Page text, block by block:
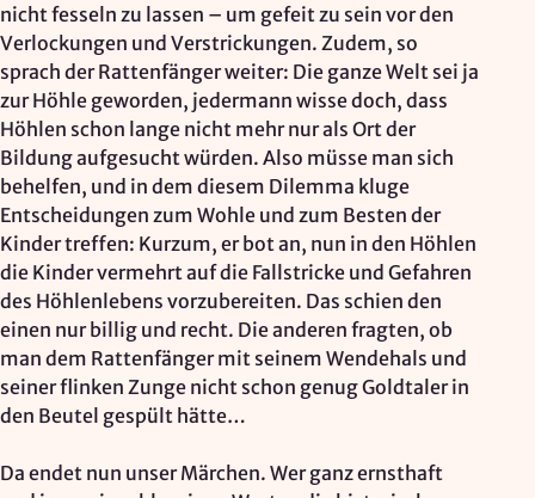
nicht fesseln zu lassen – um gefeit zu sein vor den
Verlockungen und Verstrickungen. Zudem, so
sprach der Rattenfänger weiter: Die ganze Welt sei ja
zur Höhle geworden, jedermann wisse doch, dass
Höhlen schon lange nicht mehr nur als Ort der
Bildung aufgesucht würden. Also müsse man sich
behelfen, und in dem diesem Dilemma kluge
Entscheidungen zum Wohle und zum Besten der
Kinder treffen: Kurzum, er bot an, nun in den Höhlen
die Kinder vermehrt auf die Fallstricke und Gefahren
des Höhlenlebens vorzubereiten. Das schien den
einen nur billig und recht. Die anderen fragten, ob
man dem Rattenfänger mit seinem Wendehals und
seiner flinken Zunge nicht schon genug Goldtaler in
den Beutel gespült hätte…
Da endet nun unser Märchen. Wer ganz ernsthaft